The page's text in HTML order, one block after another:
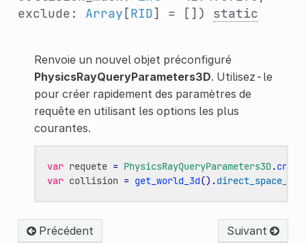
exclude: Array [RID] = []) static
Renvoie un nouvel objet préconfiguré
PhysicsRayQueryParameters3D. Utilisez-le
pour créer rapidement des paramètres de
requête en utilisant les options les plus
courantes.
var requete = PhysicsRayQueryParameters3D.
var collision = get_world_3d() .
Précédent Suivant